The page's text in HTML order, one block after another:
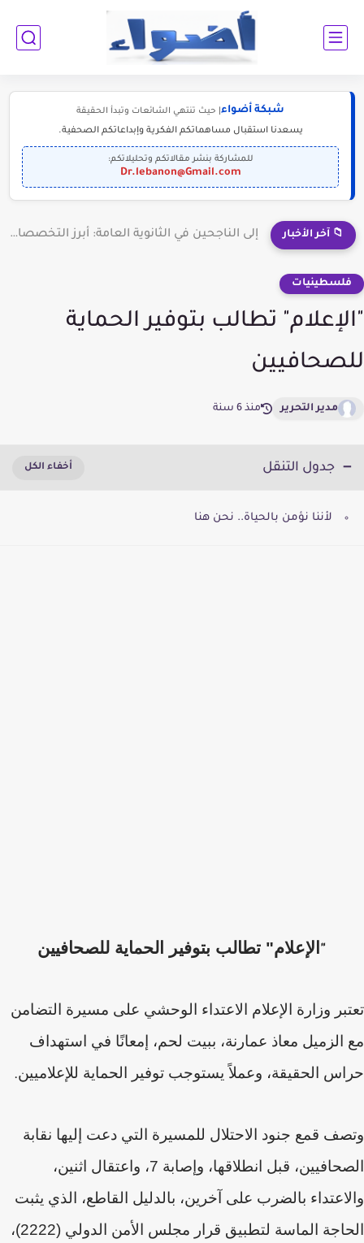
شبكة أضواء | حيث تنتهي الشائعات وتبدأ الحقيقة
يسعدنا استقبال مساهماتكم الفكرية وإبداعاتكم الصحفية.
للمشاركة بنشر مقالاتكم وتحليلاتكم:
Dr.lebanon@Gmail.com
📁 آخر الأخبار إلى الناجحين في الثانوية العامة: أبرز التخصصات المطلوبة للمستقبل (2030-2050)
فلسطينيات
"الإعلام" تطالب بتوفير الحماية
للصحافيين
مدير التحرير منذ 6 سنة
جدول التنقل
لأننا نؤمن بالحياة.. نحن هنا
" الإعلام" تطالب بتوفير الحماية للصحافيين
تعتبر وزارة الإعلام الاعتداء الوحشي على مسيرة التضامن
مع الزميل معاذ عمارنة، ببيت لحم، إمعانًا في استهداف
حراس الحقيقة، وعملاً يستوجب توفير الحماية للإعلاميين.
وتصف قمع جنود الاحتلال للمسيرة التي دعت إليها نقابة
الصحافيين، قبل انطلاقها، وإصابة 7، واعتقال اثنين،
والاعتداء بالضرب على آخرين، بالدليل القاطع، الذي يثبت
الحاجة الماسة لتطبيق قرار مجلس الأمن الدولي (2222)،